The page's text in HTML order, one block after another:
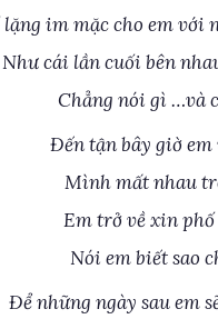
lặng im mặc cho em với
Như cái lần cuối bên
Chẳng nói gì …và
Đến tận bây giờ
Mình mất nhau
Em trở về xin
Nói em biết sao
Để những ngày sau em